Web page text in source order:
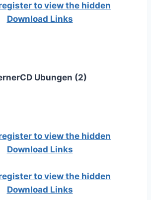
to view the hidden
Download Links
Ubungen (2)
to view the hidden
Download Links
to view the hidden
Download Links